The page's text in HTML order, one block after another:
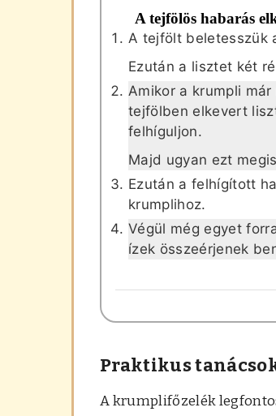
A tejfölös habarás
A tejfölt beletesszük
Ezután a lisztet két
Amikor a krumpli
tejfölben elkevert
felhíguljon.
Majd ugyan ezt
Ezután a felhígított
krumplihoz.
Végül még egyet
ízek összeérjenek
Praktikus
A krumplifőzelék